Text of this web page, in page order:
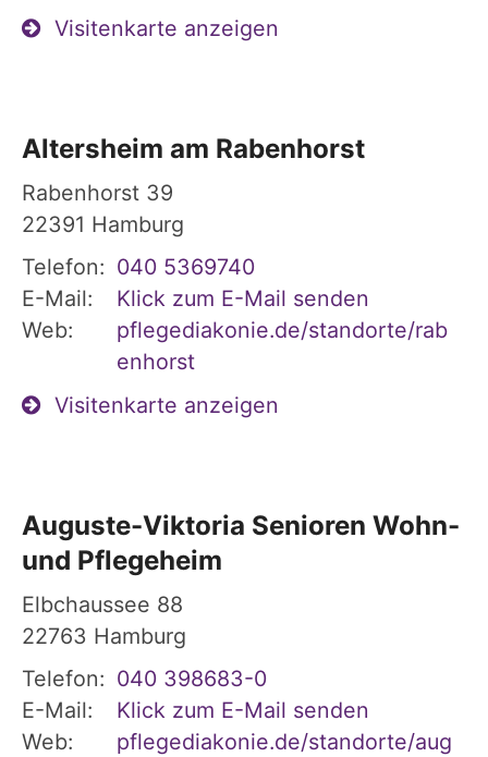
Visitenkarte anzeigen
Altersheim am Rabenhorst
Rabenhorst 39
22391 Hamburg
Telefon: 040 5369740
E-Mail:
Klick zum E-Mail senden
Web:
pflegediakonie.de/standorte/rab
enhorst
Visitenkarte anzeigen
Auguste-Viktoria Senioren Wohn-
und Pflegeheim
Elbchaussee 88
22763 Hamburg
Telefon: 040 398683-0
E-Mail:
Klick zum E-Mail senden
Web:
pflegediakonie.de/standorte/aug